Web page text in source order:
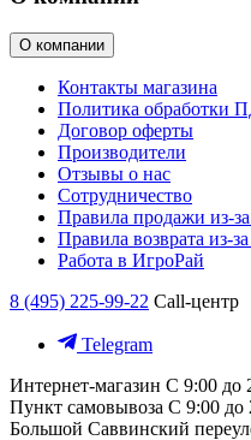
О компании
Контакты магазина
Политика обработки
Договор оферты
Производители
Отзывы о нас
Сотрудничество
Правила продажи из-
Правила возврата из-
Работа в ИгроРай
8 (495) 225-99-22 Call-центр
Telegram
Интернет-магазин С 9:00 до
Пункт самовывоза С 9:00 до
Большой Саввинский